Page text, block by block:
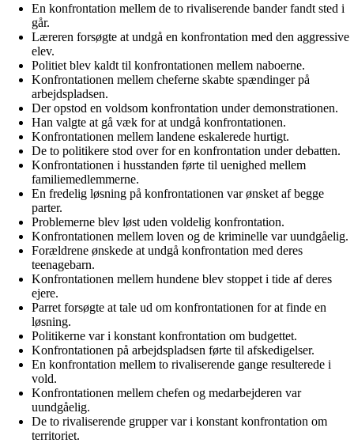
En konfrontation mellem de to rivaliserende bander fandt sted i
går.
Læreren forsøgte at undgå en konfrontation med den aggressive
elev.
Politiet blev kaldt til konfrontationen mellem naboerne.
Konfrontationen mellem cheferne skabte spændinger på
arbejdspladsen.
Der opstod en voldsom konfrontation under demonstrationen.
Han valgte at gå væk for at undgå konfrontationen.
Konfrontationen mellem landene eskalerede hurtigt.
De to politikere stod over for en konfrontation under debatten.
Konfrontationen i husstanden førte til uenighed mellem
familiemedlemmerne.
En fredelig løsning på konfrontationen var ønsket af begge
parter.
Problemerne blev løst uden voldelig konfrontation.
Konfrontationen mellem loven og de kriminelle var uundgåelig.
Forældrene ønskede at undgå konfrontation med deres
teenagebarn.
Konfrontationen mellem hundene blev stoppet i tide af deres
ejere.
Parret forsøgte at tale ud om konfrontationen for at finde en
løsning.
Politikerne var i konstant konfrontation om budgettet.
Konfrontationen på arbejdspladsen førte til afskedigelser.
En konfrontation mellem to rivaliserende gange resulterede i
vold.
Konfrontationen mellem chefen og medarbejderen var
uundgåelig.
De to rivaliserende grupper var i konstant konfrontation om
territoriet.